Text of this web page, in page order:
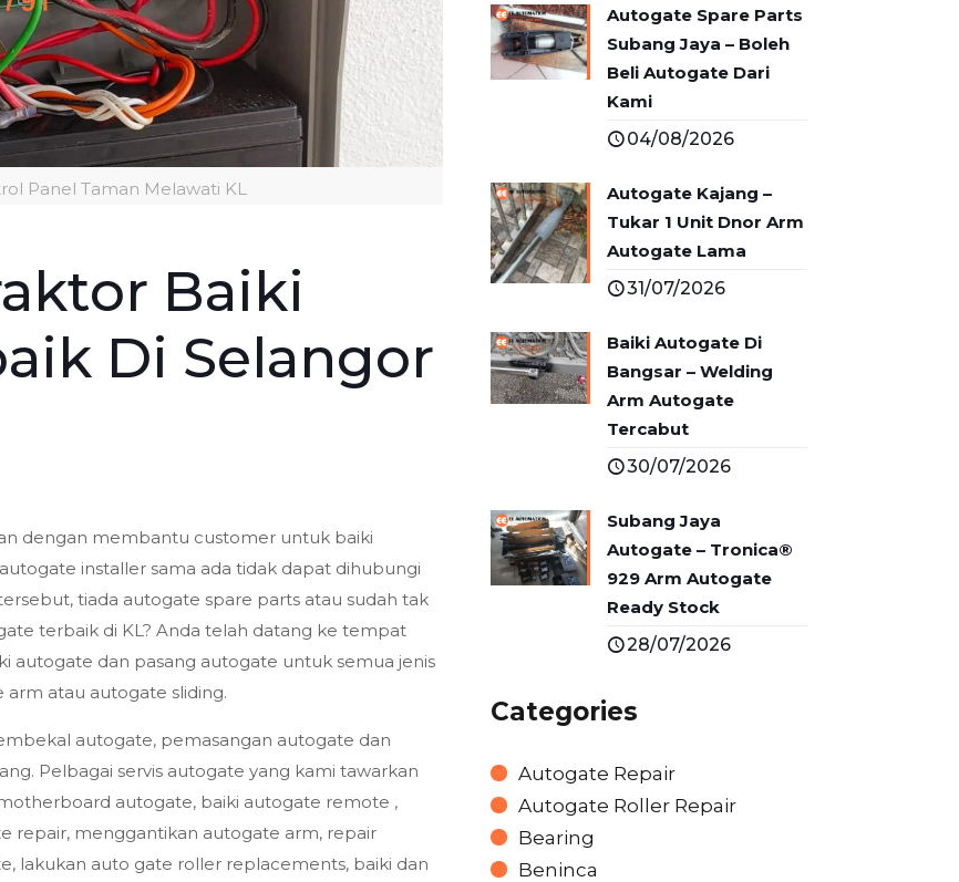
Panel Taman Melawati KL
Baiki
Di Selangor
dengan membantu customer untuk baiki
installer sama ada tidak dapat dihubungi
tiada autogate spare parts atau sudah tak
terbaik di KL? Anda telah datang ke tempat
autogate dan pasang autogate untuk semua jenis
atau autogate sliding.
autogate, pemasangan autogate dan
Pelbagai servis autogate yang kami tawarkan
autogate, baiki autogate remote ,
repair, menggantikan autogate arm, repair
lakukan auto gate roller replacements, baiki dan
Autogate Spare Parts
Subang Jaya – Boleh
Beli Autogate Dari
Kami
04/08/2026
Autogate Kajang –
Tukar 1 Unit Dnor Arm
Autogate Lama
31/07/2026
Baiki Autogate Di
Bangsar – Welding
Arm Autogate
Tercabut
30/07/2026
Subang Jaya
Autogate – Tronica®
929 Arm Autogate
Ready Stock
28/07/2026
Categories
Autogate Repair
Autogate Roller Repair
Bearing
Beninca